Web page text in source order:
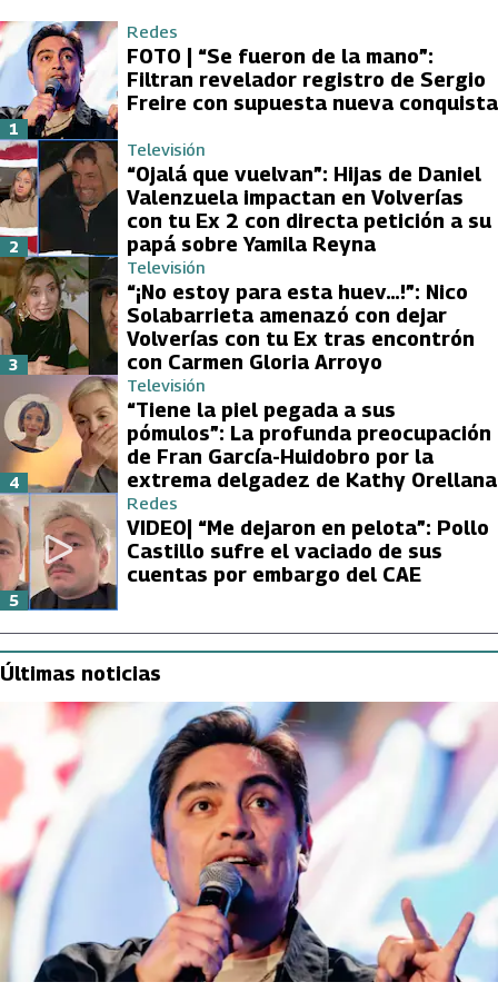
Redes
FOTO | “Se fueron de la mano”:
Filtran revelador registro de Sergio
Freire con supuesta nueva conquista
1
Televisión
“Ojalá que vuelvan”: Hijas de Daniel
Valenzuela impactan en Volverías
con tu Ex 2 con directa petición a su
papá sobre Yamila Reyna
2
Televisión
“¡No estoy para esta huev…!”: Nico
Solabarrieta amenazó con dejar
Volverías con tu Ex tras encontrón
con Carmen Gloria Arroyo
3
Televisión
“Tiene la piel pegada a sus
pómulos”: La profunda preocupación
de Fran García-Huidobro por la
extrema delgadez de Kathy Orellana
4
Redes
VIDEO| “Me dejaron en pelota”: Pollo
Castillo sufre el vaciado de sus
cuentas por embargo del CAE
5
Últimas noticias